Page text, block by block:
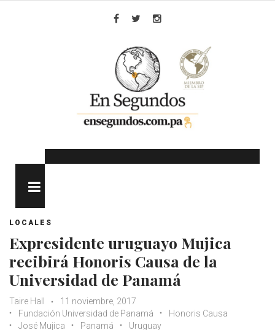
LOCALES
Expresidente uruguayo Mujica
recibirá Honoris Causa de la
Universidad de Panamá
Taire Hall
11 noviembre, 2017
Fundación Universidad de Panamá
Honoris Causa
José Mujica
Panamá Uruguay